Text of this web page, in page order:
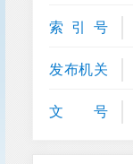
索 引 号
发布机关
文 号